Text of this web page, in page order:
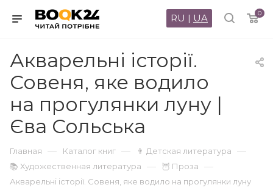
0
RU | UA
Акварельні історії.
Совеня, яке водило
на прогулянки луну |
Єва Сольська
Главная — Каталог книг — 👨 Детская литература —
📚 Художественная литература — 🦉 Проза —
Акварельні історії. Совеня, яке водило на прогулянки луну